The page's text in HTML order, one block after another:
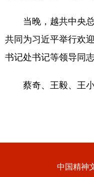
当晚，越共中央总
共同为习近平举行欢
书记处书记等领导同
蔡奇、王毅、王小
中国精神